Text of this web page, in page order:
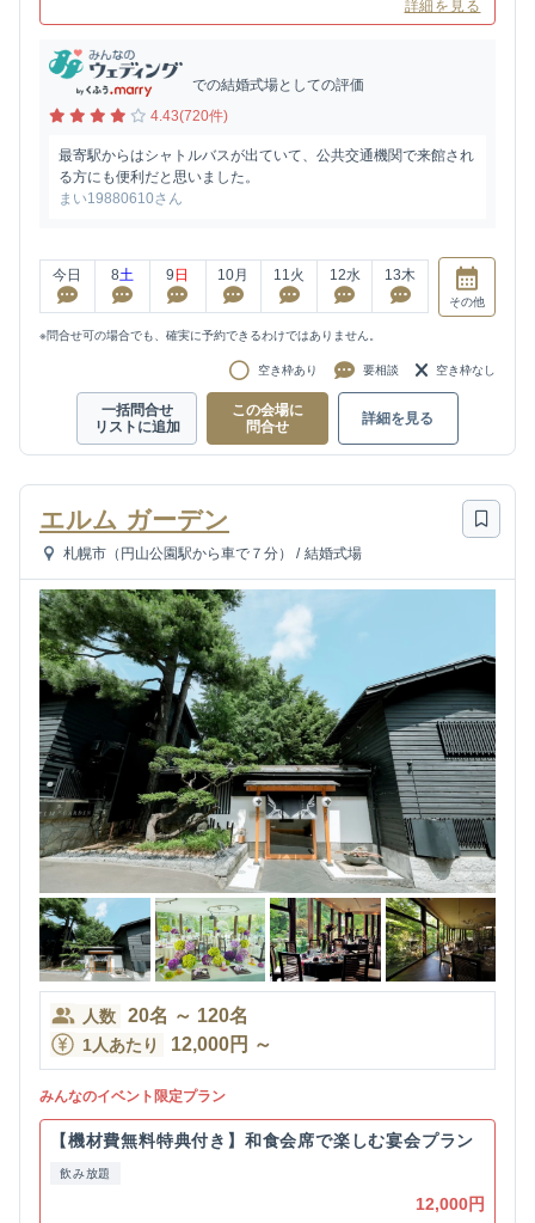
詳細を見る
での結婚式場としての評価
4.43(720件)
最寄駅からはシャトルバスが出ていて、公共交通機関で来館され
る方にも便利だと思いました。
まい19880610さん
今日 8土 9 日 10月 11火 12水 13木
その他
※問合せ可の場合でも、確実に予約できるわけではありません。
空き枠あり 要相談 空き枠なし
一括問合せ
リストに追加
この会場に
問合せ
詳細を見る
エルム ガーデン
札幌市（円山公園駅から車で７分） / 結婚式場
人数 20名 ～ 120名
1人あたり 12,000円 ～
みんなのイベント限定プラン
【機材費無料特典付き】和食会席で楽しむ宴会プラン
飲み放題
12,000円